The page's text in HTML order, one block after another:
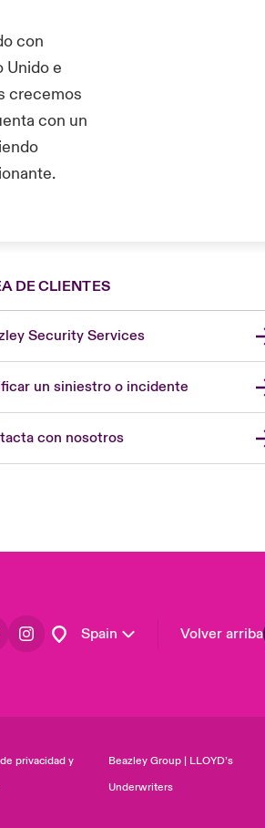
con
Unido e
crecemos
con un
DE CLIENTES
Security Services
un siniestro o incidente
con nosotros
Spain
United Kingdom
Asia Pacific
Volver arriba
privacidad y
Beazley Group | LLOYD’s
Underwriters